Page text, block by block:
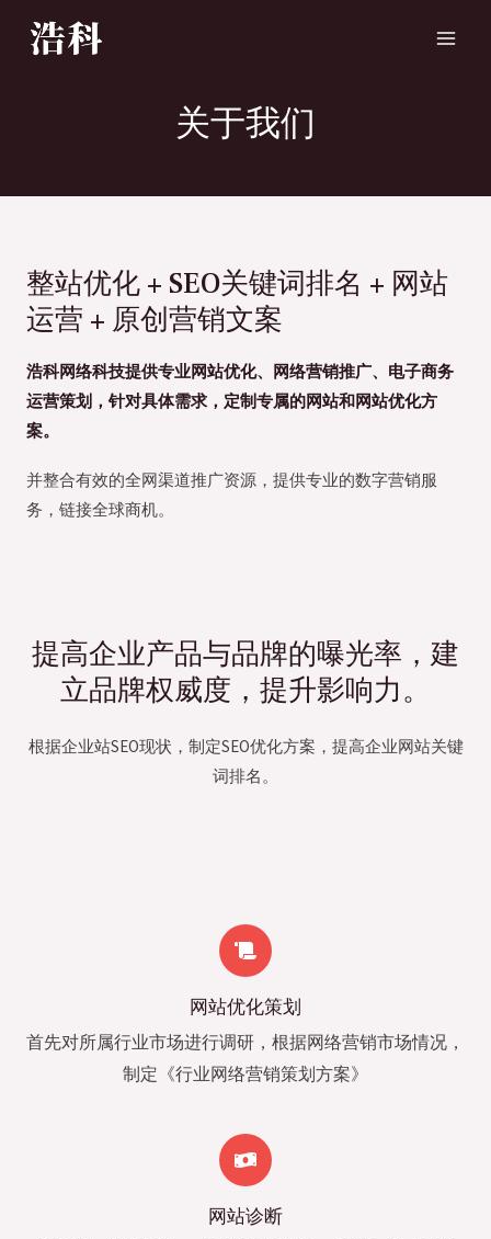
关于我们
整站优化 + SEO关键词排名 + 网站
运营 + 原创营销文案
浩科网络科技提供专业网站优化、网络营销推广、电子商务
运营策划，针对具体需求，定制专属的网站和网站优化方
案。
并整合有效的全网渠道推广资源，提供专业的数字营销服
务，链接全球商机。
提高企业产品与品牌的曝光率，建
立品牌权威度，提升影响力。
根据企业站SEO现状，制定SEO优化方案，提高企业网站关键
词排名。
网站优化策划
首先对所属行业市场进行调研，根据网络营销市场情况，
制定《行业网络营销策划方案》
网站诊断